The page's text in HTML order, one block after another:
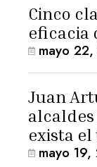
Cinco
eficacia
mayo
Juan
exista
mayo